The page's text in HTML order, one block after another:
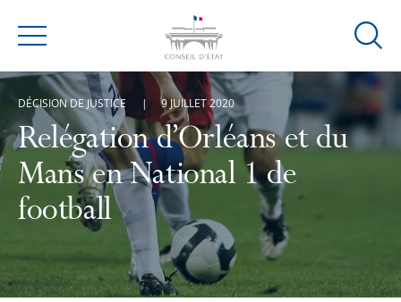
Menu
Ouvrir
de
Relégation d’Orléans et du
Mans en National 1 de
football
DÉCISION DE JUSTICE 9 JUILLET 2020